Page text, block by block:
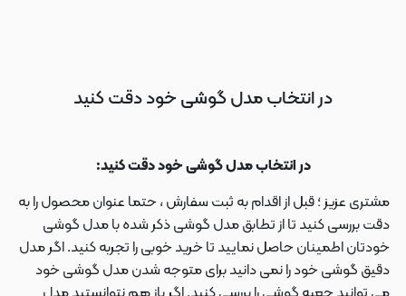
در انتخاب مدل گوشی خود دقت کنید
در انتخاب مدل گوشی خود دقت کنید:
مشتری عزیز ؛ قبل از اقدام به ثبت سفارش ، حتما عنوان محصول را به
دقت بررسی کنید تا از تطابق مدل گوشی ذکر شده با مدل گوشی
خودتان اطمینان حاصل نمایید تا خرید خوبی را تجربه کنید. اگر مدل
دقیق گوشی خود را نمی دانید برای متوجه شدن مدل گوشی خود